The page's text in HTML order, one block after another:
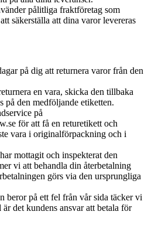
pålitliga fraktföretag som
säkerställa att dina varor levereras
på dig att returnera varor från den
en vara, skicka den tillbaka
på den medföljande etiketten.
på
för att få en returetikett och
vara i originalförpackning och i
mottagit och inspekterat den
vi att behandla din återbetalning
görs via den ursprungliga
beror på ett fel från vår sida täcker vi
det kundens ansvar att betala för